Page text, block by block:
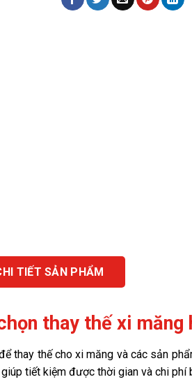
TIẾT SẢN PHẨM
thay thế xi măng
thay thế cho xi măng và các sản
tiết kiệm được thời gian và chi phí